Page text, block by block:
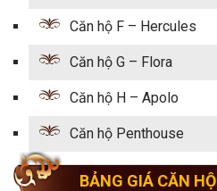
Căn hộ F – Hercules
Căn hộ G – Flora
Căn hộ H – Apolo
Căn hộ Penthouse
BẢNG GIÁ CĂN HỘ